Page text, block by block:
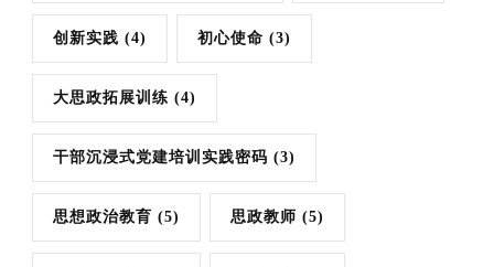
创新实践 (4) 初心使命 (3)
大思政拓展训练 (4)
干部沉浸式党建培训实践密码 (3)
思想政治教育 (5) 思政教师 (5)